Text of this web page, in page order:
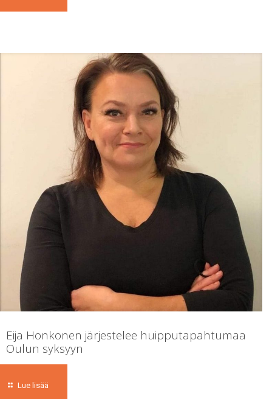
Eija Honkonen järjestelee huipputapahtumaa
Oulun syksyyn
Lue lisää